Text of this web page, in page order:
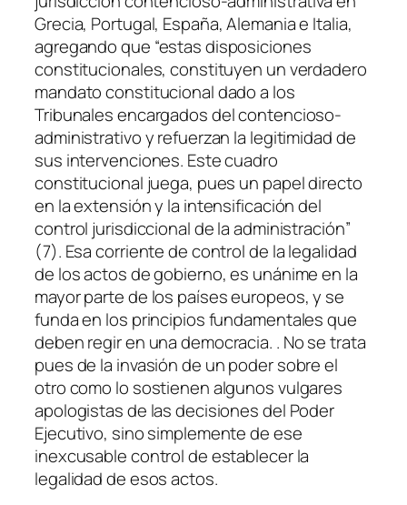
Grecia, Portugal, España, Alemania e Italia,
agregando que “estas disposiciones
constitucionales, constituyen un verdadero
mandato constitucional dado a los
Tribunales encargados del contencioso-
administrativo y refuerzan la legitimidad de
sus intervenciones. Este cuadro
constitucional juega, pues un papel directo
en la extensión y la intensificación del
control jurisdiccional de la administración”
(7). Esa corriente de control de la legalidad
de los actos de gobierno, es unánime en la
mayor parte de los países europeos, y se
funda en los principios fundamentales que
deben regir en una democracia. . No se trata
pues de la invasión de un poder sobre el
otro como lo sostienen algunos vulgares
apologistas de las decisiones del Poder
Ejecutivo, sino simplemente de ese
inexcusable control de establecer la
legalidad de esos actos.